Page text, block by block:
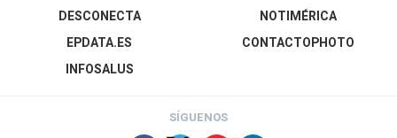
DESCONECTA
EPDATA.ES
INFOSALUS
NOTIMÉRICA
CONTACTOPHOTO
SÍGUENOS